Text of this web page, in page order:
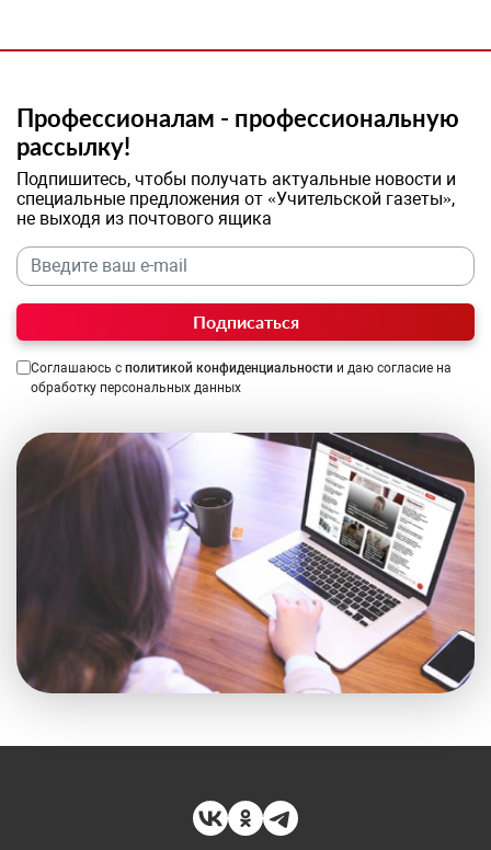
Профессионалам - профессиональную
рассылку!
Подпишитесь, чтобы получать актуальные новости и
специальные предложения от «Учительской газеты»,
не выходя из почтового ящика
Подписаться
Соглашаюсь с политикой конфиденциальности и даю согласие на
обработку персональных данных